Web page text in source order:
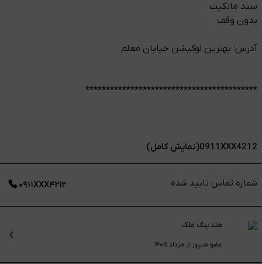
سند مالکیت
بدون وقف
آدرس: بهترین لوکیشن خیابان معلم
******************************************
0911XXX4212(نمایش کامل)
شماره تماس تایید شده ۰۹۱۱XXX۴۲۱۲
هلدینگ ملک
عضو شیپور از مرداد ۱۴۰۵